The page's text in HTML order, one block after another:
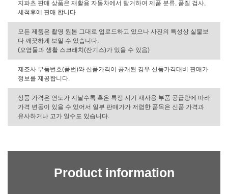
지파츠 판매 상품은 재활용 자동차에서 탈거하여 제품 분류, 품질 검사,
세척후에 판매 합니다.
모든 제품은 촬영 원본 그대로 업로드하고 있으나 사진의 특성상 실물보
다 깨끗하게 보일 수 있습니다.
(오염물과 생활 스크래치(잔기스)가 있을 수 있음)
제조사 부품번호(품번)와 신품가격이 공개된 경우 신품가격대비 판매가
정보를 제공합니다.
상품 가격은 연도가 지날수록 혹은 특정 시기 재사용 부품 공급량에 따라
가격 변동이 있을 수 있어서 일부 판매가가 저렴한 품목은 신품 가격과
유사하거나 고가 일수도 있습니다.
Product information